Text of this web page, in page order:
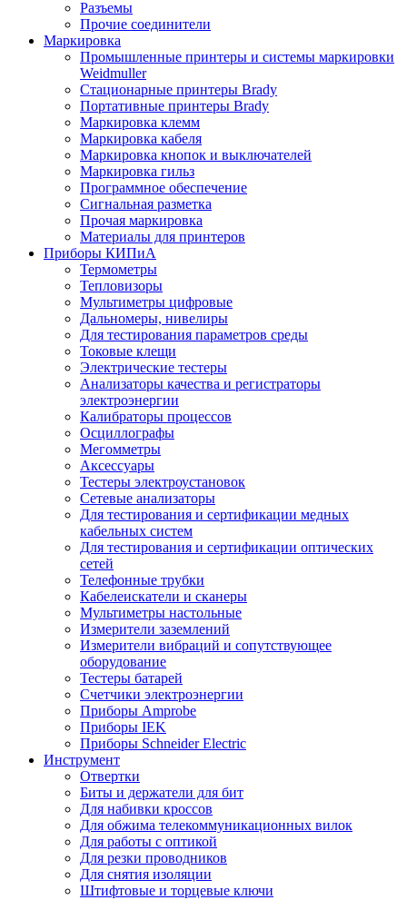
Разъемы
Прочие соединители
Маркировка
Промышленные принтеры и системы маркировки
Weidmuller
Стационарные принтеры Brady
Портативные принтеры Brady
Маркировка клемм
Маркировка кабеля
Маркировка кнопок и выключателей
Маркировка гильз
Программное обеспечение
Сигнальная разметка
Прочая маркировка
Материалы для принтеров
Приборы КИПиА
Термометры
Тепловизоры
Мультиметры цифровые
Дальномеры, нивелиры
Для тестирования параметров среды
Токовые клещи
Электрические тестеры
Анализаторы качества и регистраторы
электроэнергии
Калибраторы процессов
Осциллографы
Мегомметры
Аксессуары
Тестеры электроустановок
Сетевые анализаторы
Для тестирования и сертификации медных
кабельных систем
Для тестирования и сертификации оптических
сетей
Телефонные трубки
Кабелеискатели и сканеры
Мультиметры настольные
Измерители заземлений
Измерители вибраций и сопутствующее
оборудование
Тестеры батарей
Счетчики электроэнергии
Приборы Amprobe
Приборы IEK
Приборы Schneider Electric
Инструмент
Отвертки
Биты и держатели для бит
Для набивки кроссов
Для обжима телекоммуникационных вилок
Для работы с оптикой
Для резки проводников
Для снятия изоляции
Штифтовые и торцевые ключи